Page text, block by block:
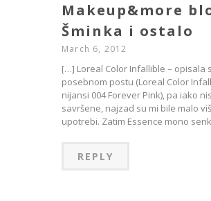
Makeup&more
Šminka i ostalo
March 6, 2012
[…] Loreal Color Infallible – opisala
posebnom postu (Loreal Color
nijansi 004 Forever Pink), pa iako
savršene, najzad su mi bile malo
upotrebi. Zatim Essence mono
REPLY